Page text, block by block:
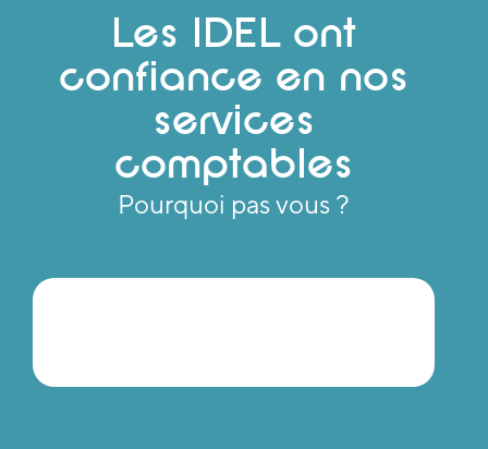
Les IDEL ont
confiance en nos
services
comptables
Pourquoi pas vous ?